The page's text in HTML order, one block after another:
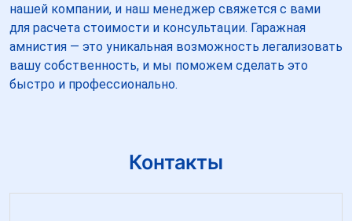
нашей компании, и наш менеджер свяжется с вами
для расчета стоимости и консультации. Гаражная
амнистия — это уникальная возможность легализовать
вашу собственность, и мы поможем сделать это
быстро и профессионально.
Контакты